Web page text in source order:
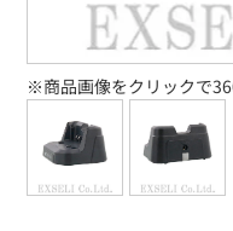
※商品画像をクリックで